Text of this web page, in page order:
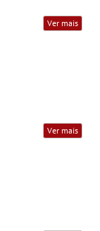
Ver mais
Ver mais